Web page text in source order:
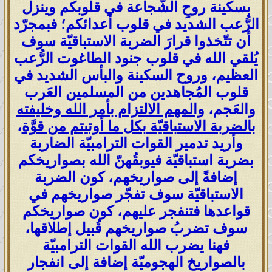
بسكينة روحِ الشّجاعة في قلوبكم وينزل
الرُّعب الشديد في قلوب أعدائكم؛ فبمجرّد
أن تتّخذوا قرارَ الضربة الاستباقيّة سوف
يُلقي الله في قلوب جنود الطاغوت الرُّعب
العظيم، وروح السكينة والبأس الشديد في
قلوب المُجاهدين من المسلمين العَرب
والعَجم، والمهم الالتزام بأمر الله وخليفته
بالضربة الاستباقيّة بكل ما أوتيتم من قوَّة،
وأريد تدمير القوات الترامبيّة الضاربة
بضربة استباقيّة فيوبقُهنّ الله بصواريخكم
إضافةً إلى صواريخهم، كون الضربة
الاستباقيّة سوف تفجّر صواريخهم في
قواعدها فتنفجر عليهم، كون صواريخكم
سوف تضربُ صواريخهم قُبيل إطلاقها،
فهنا يضرب الله القوات الترامبيّة
بالصواريخ الهجوميّة إضافة إلى انفجار